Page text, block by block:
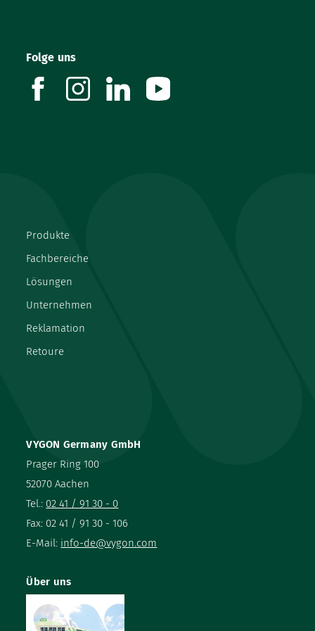
VYGON Germany GmbH
Prager Ring 100
52070 Aachen
Tel.: 02 41 / 91 30 - 0
Fax: 02 41 / 91 30 - 106
E-Mail: info-de@vygon.com
Produkte
Fachbereiche
Lösungen
Unternehmen
Reklamation
Retoure
Über uns
Folge uns